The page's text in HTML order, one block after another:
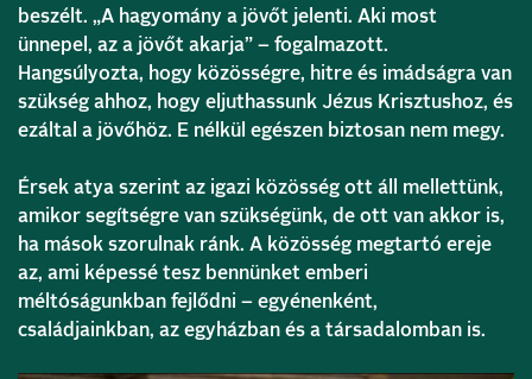
beszélt. „A hagyomány a jövőt jelenti. Aki most
ünnepel, az a jövőt akarja” – fogalmazott.
Hangsúlyozta, hogy közösségre, hitre és imádságra van
szükség ahhoz, hogy eljuthassunk Jézus Krisztushoz, és
ezáltal a jövőhöz. E nélkül egészen biztosan nem megy.
Érsek atya szerint az igazi közösség ott áll mellettünk,
amikor segítségre van szükségünk, de ott van akkor is,
ha mások szorulnak ránk. A közösség megtartó ereje
az, ami képessé tesz bennünket emberi
méltóságunkban fejlődni – egyénenként,
családjainkban, az egyházban és a társadalomban is.